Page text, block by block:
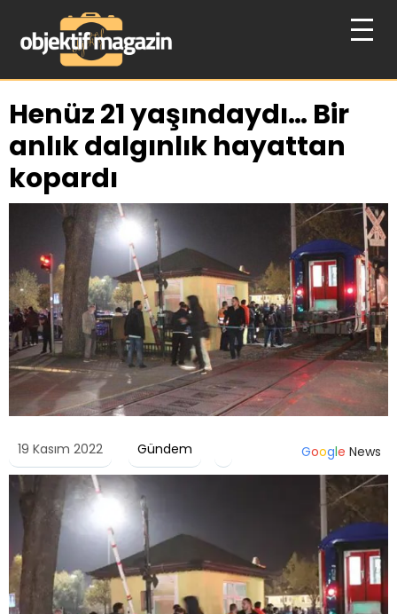
Henüz 21 yaşındaydı… Bir
anlık dalgınlık hayattan
kopardı
19 Kasım 2022 Gündem Google News